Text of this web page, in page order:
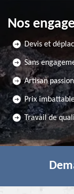
Nos
Devis et
Sans
Artisan
Prix
Travail de